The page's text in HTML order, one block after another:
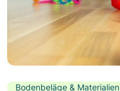
Bodenbeläge & Materialien